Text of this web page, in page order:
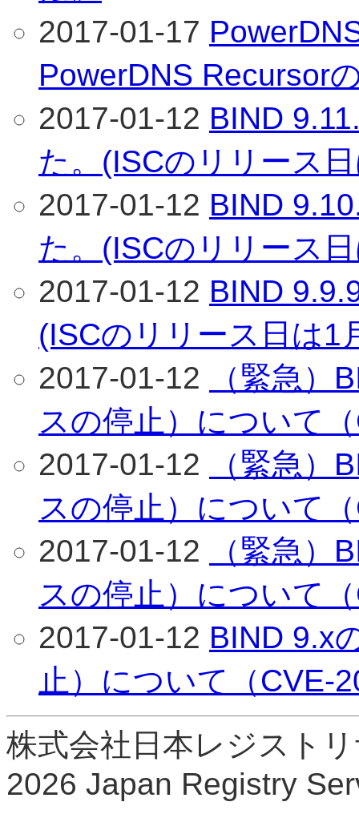
2017-01-17
PowerDNS Recursor
2017-01-12 BIND
た。(ISCのリリース
2017-01-12 BIND
た。(ISCのリリース
2017-01-12 BIND
(ISCのリリース日は1
2017-01-12
（緊急）
スの停止）について
2017-01-12
（緊急）
スの停止）について
2017-01-12
（緊急）
スの停止）について
2017-01-12 BIND 9.x
止）について（CVE-
株式会社日本レジスト
2026 Japan Registry